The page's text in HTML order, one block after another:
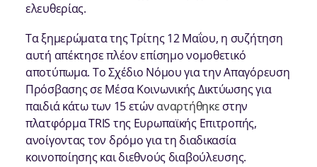
ελευθερίας.
Τα ξημερώματα της Τρίτης 12 Μαΐου, η συζήτηση
αυτή απέκτησε πλέον επίσημο νομοθετικό
αποτύπωμα. Το Σχέδιο Νόμου για την Απαγόρευση
Πρόσβασης σε Μέσα Κοινωνικής Δικτύωσης για
παιδιά κάτω των 15 ετών αναρτήθηκε στην
πλατφόρμα TRIS της Ευρωπαϊκής Επιτροπής,
ανοίγοντας τον δρόμο για τη διαδικασία
κοινοποίησης και διεθνούς διαβούλευσης.